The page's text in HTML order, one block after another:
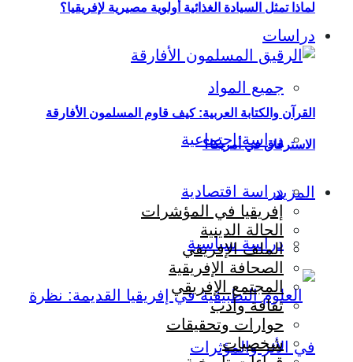
دراسات
جميع المواد
دراسة اجتماعية
دراسة اقتصادية
دراسة سياسية
لماذا تمثل السيادة الغذائية أولوية مصيرية لإفريقيا؟
القرآن والكتابة العربية: كيف قاوم المسلمون الأفارقة
الاسترقاق في أمريكا؟
المزيد
إفريقيا في المؤشرات
الحالة الدينية
الملف الإفريقي
الصحافة الإفريقية
المجتمع الإفريقي
ثقافة وأدب
حوارات وتحقيقات
شخصيات